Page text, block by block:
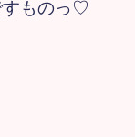
すものっ♡